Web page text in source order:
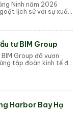
Ninh năm 2026
lịch sử với sự xuất
tư BIM Group
Group đã vươn
tập đoàn kinh tế đa
Harbor Bay Hạ